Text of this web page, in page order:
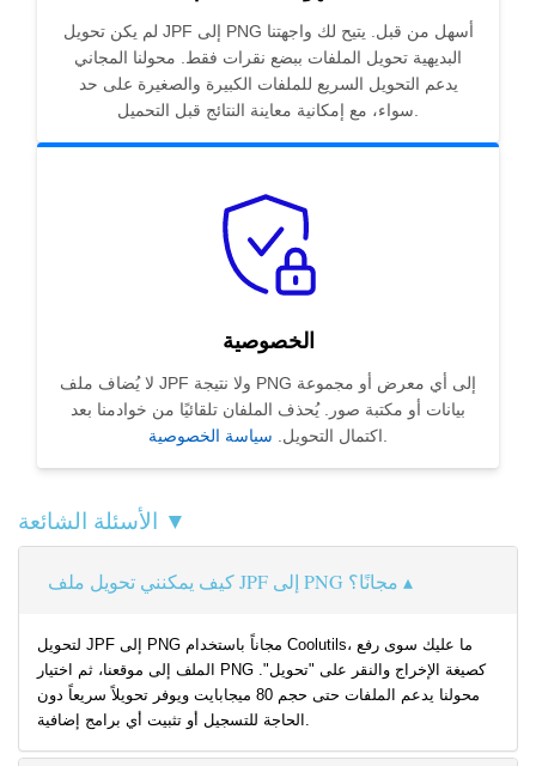
لم يكن تحويل JPF إلى PNG أسهل من قبل. يتيح لك واجهتنا
البديهية تحويل الملفات ببضع نقرات فقط. محولنا المجاني
يدعم التحويل السريع للملفات الكبيرة والصغيرة على حد
سواء، مع إمكانية معاينة النتائج قبل التحميل.
الخصوصية
لا يُضاف ملف JPF ولا نتيجة PNG إلى أي معرض أو مجموعة
بيانات أو مكتبة صور. يُحذف الملفان تلقائيًا من خوادمنا بعد
اكتمال التحويل. سياسة الخصوصية .
الأسئلة الشائعة ▼
كيف يمكنني تحويل ملف JPF إلى PNG مجانًا؟
لتحويل JPF إلى PNG مجاناً باستخدام Coolutils، ما عليك سوى رفع
الملف إلى موقعنا، ثم اختيار PNG كصيغة الإخراج والنقر على "تحويل".
محولنا يدعم الملفات حتى حجم 80 ميجابايت ويوفر تحويلاً سريعاً دون
الحاجة للتسجيل أو تثبيت أي برامج إضافية.